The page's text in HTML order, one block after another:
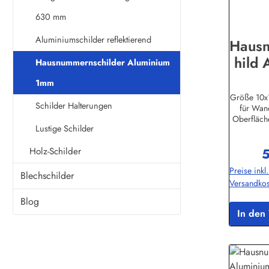
630 mm
Aluminiumschilder reflektierend
Hausnummernschilder Aluminium
1mm
Schilder Halterungen
Lustige Schilder
Holz-Schilder
Blechschilder
Blog
hild
Größe
für
Preise
In den